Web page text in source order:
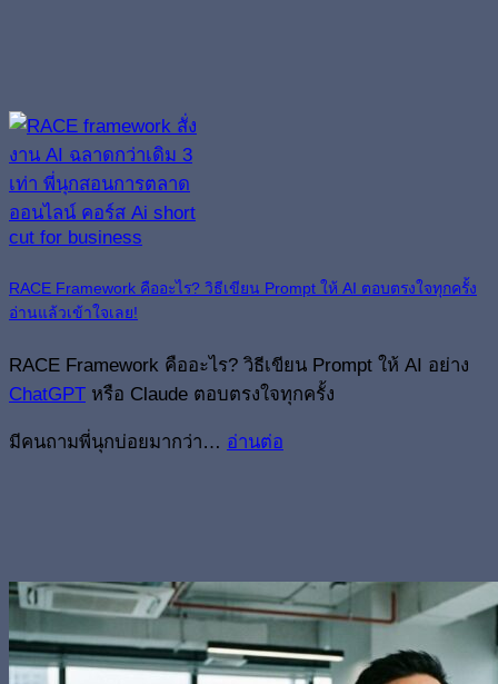
RACE Framework คืออะไร? วิธีเขียน Prompt ให้ AI ตอบตรงใจทุกครั้ง
อ่านแล้วเข้าใจเลย!
RACE Framework คืออะไร? วิธีเขียน Prompt ให้ AI อย่าง
ChatGPT หรือ Claude ตอบตรงใจทุกครั้ง
มีคนถามพี่นุกบ่อยมากว่า… อ่านต่อ